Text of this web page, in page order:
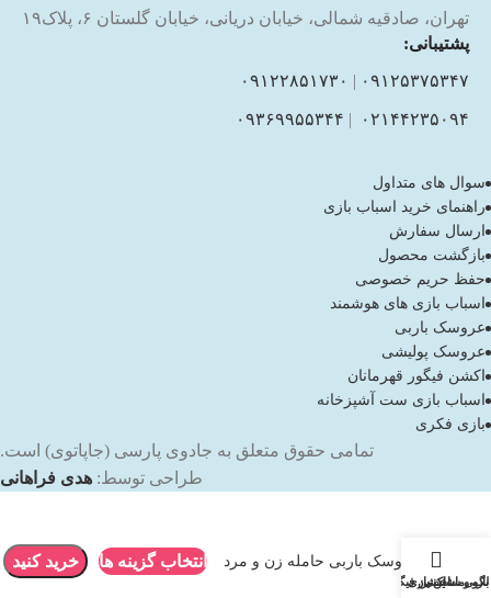
تهران، صادقیه شمالی، خیابان دریانی، خیابان گلستان ۶، پلاک۱۹
پشتیبانی:
۰۹۱۲۵۳۷۵۳۴۷ | ۰۹۱۲۲۸۵۱۷۳۰
۰۲۱۴۴۲۳۵۰۹۴ | ۰۹۳۶۹۹۵۵۳۴۴
سوال های متداول
راهنمای خرید اسباب بازی
ارسال سفارش
بازگشت محصول
حفظ حریم خصوصی
اسباب بازی های هوشمند
عروسک باربی
عروسک پولیشی
اکشن فیگور قهرمانان
اسباب بازی ست آشپزخانه
بازی فکری
تمامی حقوق متعلق به جادوی پارسی (جاپاتوی) است.
طراحی توسط: هدی فراهانی
عروسک باربی حامله زن و مرد انتخاب گزینه ها خرید کنید
باربی
لگو و ساختنی
ماشین بازی
اکشن فیگور